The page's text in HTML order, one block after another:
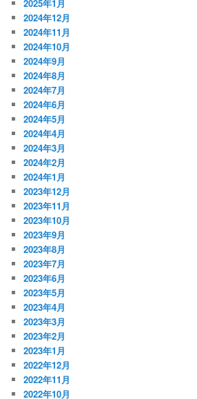
2025年1月
2024年12月
2024年11月
2024年10月
2024年9月
2024年8月
2024年7月
2024年6月
2024年5月
2024年4月
2024年3月
2024年2月
2024年1月
2023年12月
2023年11月
2023年10月
2023年9月
2023年8月
2023年7月
2023年6月
2023年5月
2023年4月
2023年3月
2023年2月
2023年1月
2022年12月
2022年11月
2022年10月